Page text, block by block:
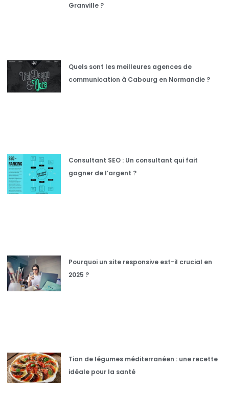
Granville ?
Quels sont les meilleures agences de
communication à Cabourg en Normandie ?
Consultant SEO : Un consultant qui fait
gagner de l’argent ?
Pourquoi un site responsive est-il crucial en
2025 ?
Tian de légumes méditerranéen : une recette
idéale pour la santé